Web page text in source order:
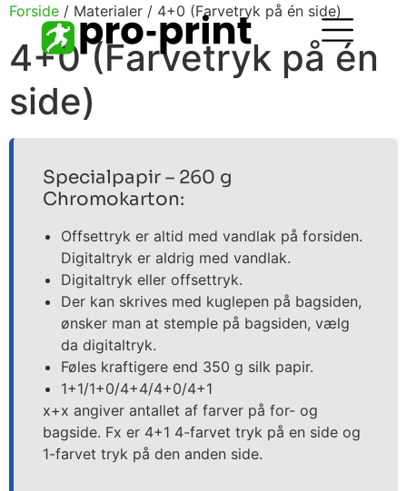
Forside / Materialer / 4+0 (Farvetryk på én side)
4+0 (Farvetryk på én
side)
Specialpapir – 260 g
Chromokarton:
Offsettryk er altid med vandlak på forsiden.
Digitaltryk er aldrig med vandlak.
Digitaltryk eller offsettryk.
Der kan skrives med kuglepen på bagsiden,
ønsker man at stemple på bagsiden, vælg
da digitaltryk.
Føles kraftigere end 350 g silk papir.
1+1/1+0/4+4/4+0/4+1
x+x angiver antallet af farver på for- og
bagside. Fx er 4+1 4-farvet tryk på en side og
1-farvet tryk på den anden side.